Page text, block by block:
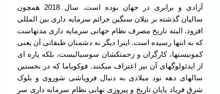
آزادی و برابری در جهان بوده است. سال 2018 همچون
سالیان گذشته بر بیلان سنگین جرائم سرمایه داری بین المللی
افزود. البته تاریخ مصرف نظام جهانی سرمایه داری مدتهاست
که به انتها رسیده است. اینرا دیگر نه دشمنان طبقاتی آن یعنی
کمونیستها، کارگران و زحمتکشان سوسیالیست، بلکه پاره ای
از ایدئولوگهای آن نیز اعتراف میکنند. فوکویاما که در نخستین
سالهای دهه نود میلادی به دنبال فروپاشی شوروی و بلوک
شرق فریاد پایان تاریخ و پیروزی نهایی نظام سرمایه داری سر